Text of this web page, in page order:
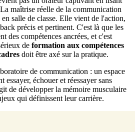
maîtrise réelle de la communication
salle de classe. Elle vient de l'action,
précis et pertinent. C'est là que les
des compétences ancrées, et c'est
de formation aux compétences
doit être axé sur la pratique.
de communication : un espace
essayer, échouer et réessayer sans
de développer la mémoire musculaire
qui définissent leur carrière.